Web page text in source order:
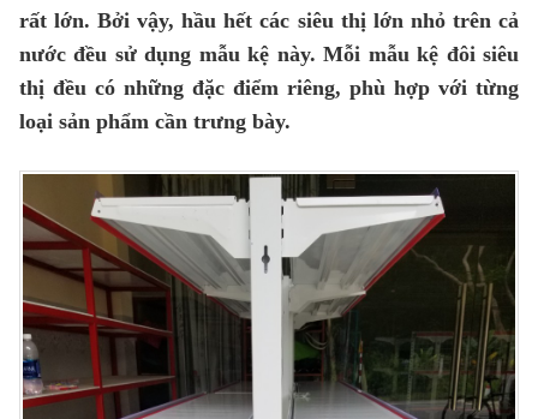
rất lớn. Bởi vậy, hầu hết các siêu thị lớn nhỏ trên cả
nước đều sử dụng mẫu kệ này. Mỗi mẫu kệ đôi siêu
thị đều có những đặc điểm riêng, phù hợp với từng
loại sản phẩm cần trưng bày.